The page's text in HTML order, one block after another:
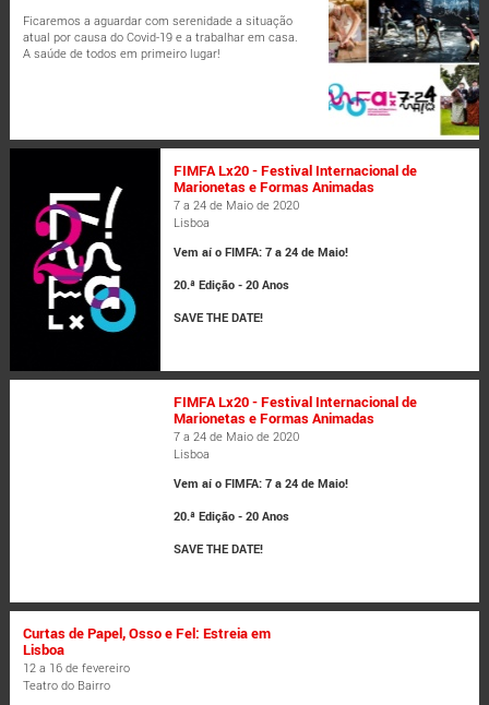
Ficaremos a aguardar com serenidade a situação
atual por causa do Covid-19 e a trabalhar em casa.
A saúde de todos em primeiro lugar!
FIMFA Lx20 - Festival Internacional de
Marionetas e Formas Animadas
7 a 24 de Maio de 2020
Lisboa
Vem aí o FIMFA: 7 a 24 de Maio!
20.ª Edição - 20 Anos
SAVE THE DATE!
FIMFA Lx20 - Festival Internacional de
Marionetas e Formas Animadas
7 a 24 de Maio de 2020
Lisboa
Vem aí o FIMFA: 7 a 24 de Maio!
20.ª Edição - 20 Anos
SAVE THE DATE!
Curtas de Papel, Osso e Fel: Estreia em
Lisboa
12 a 16 de fevereiro
Teatro do Bairro